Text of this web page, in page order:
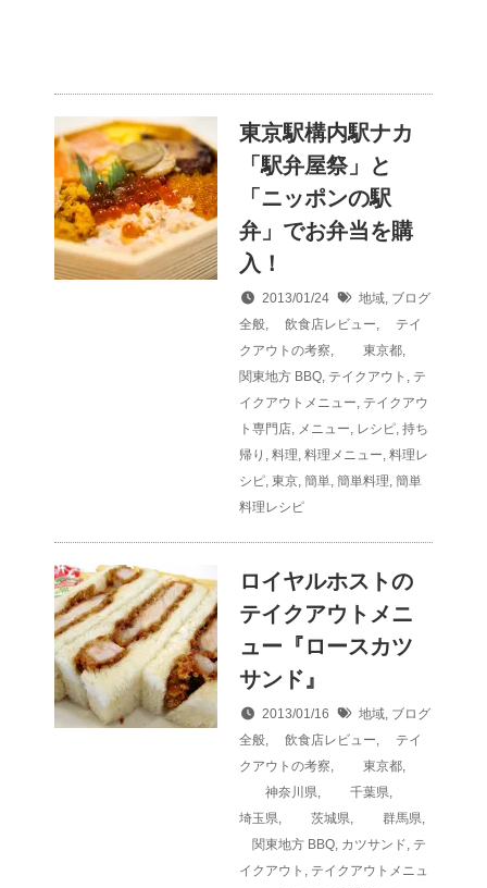
東京駅構内駅ナカ
「駅弁屋祭」と
「ニッポンの駅
弁」でお弁当を購
入！
2013/01/24 地域, ブログ
全般, 飲食店レビュー,
テイ
クアウトの考察, 東京都,
関東地方 BBQ, テイクアウト , テ
イクアウトメニュー, テイクアウ
ト専門店, メニュー, レシピ, 持ち
帰り , 料理, 料理メニュー, 料理レ
シピ, 東京, 簡単, 簡単料理, 簡単
料理レシピ
ロイヤルホストの
テイクアウトメニ
ュー『ロースカツ
サンド』
2013/01/16 地域, ブログ
全般, 飲食店レビュー,
テイ
クアウトの考察, 東京都,
神奈川県, 千葉県,
埼玉県, 茨城県, 群馬県,
関東地方 BBQ, カツサンド, テ
イクアウト , テイクアウトメニュ